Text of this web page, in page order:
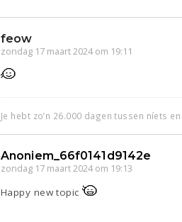
feow
zondag 17 maart 2024 om 19:11
Je hebt zo’n 26.000 dagen tussen níets
Anoniem_66f0141d9142e
zondag 17 maart 2024 om 19:13
Happy new topic